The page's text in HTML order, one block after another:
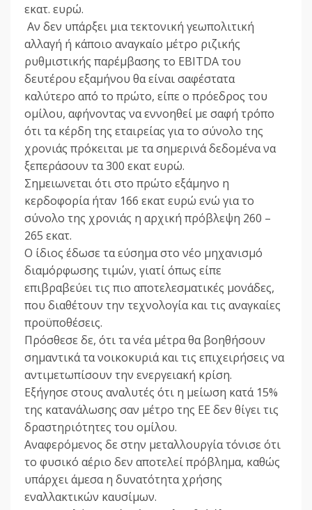
εκατ. ευρώ.
Αν δεν υπάρξει μια τεκτονική γεωπολιτική
αλλαγή ή κάποιο αναγκαίο μέτρο ριζικής
ρυθμιστικής παρέμβασης το EBITDA του
δευτέρου εξαμήνου θα είναι σαφέστατα
καλύτερο από το πρώτο, είπε ο πρόεδρος του
ομίλου, αφήνοντας να εννοηθεί με σαφή τρόπο
ότι τα κέρδη της εταιρείας για το σύνολο της
χρονιάς πρόκειται με τα σημερινά δεδομένα να
ξεπεράσουν τα 300 εκατ ευρώ.
Σημειωνεται ότι στο πρώτο εξάμηνο η
κερδοφορία ήταν 166 εκατ ευρώ ενώ για το
σύνολο της χρονιάς η αρχική πρόβλεψη 260 –
265 εκατ.
Ο ίδιος έδωσε τα εύσημα στο νέο μηχανισμό
διαμόρφωσης τιμών, γιατί όπως είπε
επιβραβεύει τις πιο αποτελεσματικές μονάδες,
που διαθέτουν την τεχνολογία και τις αναγκαίες
προϋποθέσεις.
Πρόσθεσε δε, ότι τα νέα μέτρα θα βοηθήσουν
σημαντικά τα νοικοκυριά και τις επιχειρήσεις να
αντιμετωπίσουν την ενεργειακή κρίση.
Εξήγησε στους αναλυτές ότι η μείωση κατά 15%
της κατανάλωσης σαν μέτρο της ΕΕ δεν θίγει τις
δραστηριότητες του ομίλου.
Αναφερόμενος δε στην μεταλλουργία τόνισε ότι
το φυσικό αέριο δεν αποτελεί πρόβλημα, καθώς
υπάρχει άμεσα η δυνατότητα χρήσης
εναλλακτικών καυσίμων.